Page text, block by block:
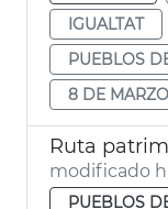
IGUALTAT
PUEBLOS
8 DE MARZO
Ruta
modificado
PUEBLOS